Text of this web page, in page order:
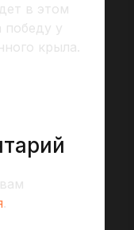
в этом
победу у
крыла.
.